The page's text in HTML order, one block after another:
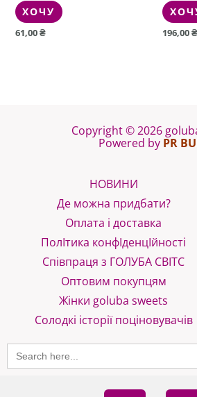
ХОЧУ
61,00₴ 196,00₴
Copyright © 2026
Powered by PR
НОВИНИ
Де можна придбати?
Оплата і доставка
ПолІтика конфІденцІйності
Співпраця з ГОЛУБА СВІТС
Оптовим покупцям
Жінки goluba sweets
Солодкі історії поціновувачів
Search
for: